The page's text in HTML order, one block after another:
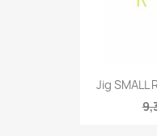
Jig SMALL